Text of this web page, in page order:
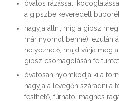
óvatos rázással,
a gipszbe keveredett
hagyja állni, míg a gipsz
már nyomot benne), ezután
helyezhető, majd várja meg
gipsz csomagolásán
óvatosan nyomkodja ki a
hagyja a levegőn száradni a
festhető, fúrható, mágnes